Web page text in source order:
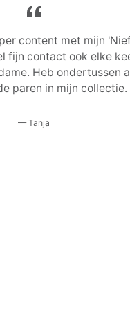
content met mijn
fijn contact ook elke
Heb ondertussen
paren in mijn collectie.
Tanja